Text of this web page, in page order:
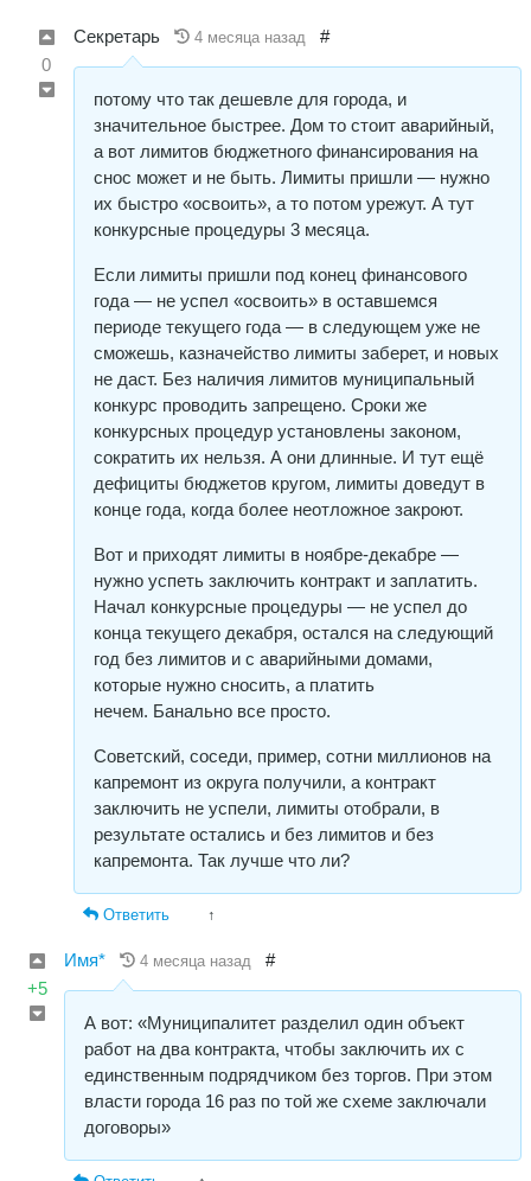
0
Секретарь 4 месяца назад #
потому что так дешевле для города, и
значительное быстрее. Дом то стоит аварийный,
а вот лимитов бюджетного финансирования на
снос может и не быть. Лимиты пришли — нужно
их быстро «освоить», а то потом урежут. А тут
конкурсные процедуры 3 месяца.
Если лимиты пришли под конец финансового
года — не успел «освоить» в оставшемся
периоде текущего года — в следующем уже не
сможешь, казначейство лимиты заберет, и новых
не даст. Без наличия лимитов муниципальный
конкурс проводить запрещено. Сроки же
конкурсных процедур установлены законом,
сократить их нельзя. А они длинные. И тут ещё
дефициты бюджетов кругом, лимиты доведут в
конце года, когда более неотложное закроют.
Вот и приходят лимиты в ноябре-декабре —
нужно успеть заключить контракт и заплатить.
Начал конкурсные процедуры — не успел до
конца текущего декабря, остался на следующий
год без лимитов и с аварийными домами,
которые нужно сносить, а платить
нечем. Банально все просто.
Советский, соседи, пример, сотни миллионов на
капремонт из округа получили, а контракт
заключить не успели, лимиты отобрали, в
результате остались и без лимитов и без
капремонта. Так лучше что ли?
Ответить ↑
+5
Имя* 4 месяца назад #
А вот: «Муниципалитет разделил один объект
работ на два контракта, чтобы заключить их с
единственным подрядчиком без торгов. При этом
власти города 16 раз по той же схеме заключали
договоры»